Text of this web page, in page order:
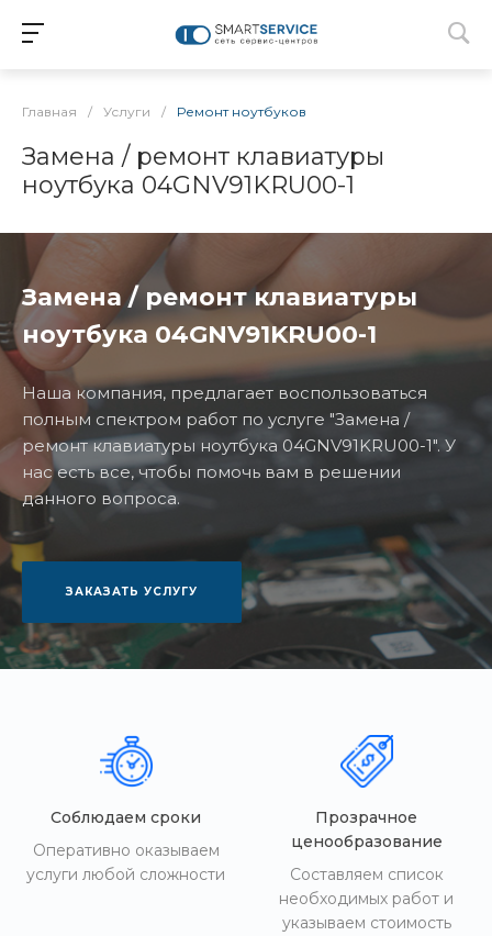
Главная / Услуги / Ремонт ноутбуков
Замена / ремонт клавиатуры
ноутбука 04GNV91KRU00-1
Замена / ремонт клавиатуры
ноутбука 04GNV91KRU00-1
Наша компания, предлагает воспользоваться
полным спектром работ по услуге "Замена /
ремонт клавиатуры ноутбука 04GNV91KRU00-1". У
нас есть все, чтобы помочь вам в решении
данного вопроса.
ЗАКАЗАТЬ УСЛУГУ
Соблюдаем сроки
Оперативно оказываем
услуги любой сложности
Прозрачное
ценообразование
Составляем список
необходимых работ и
указываем стоимость